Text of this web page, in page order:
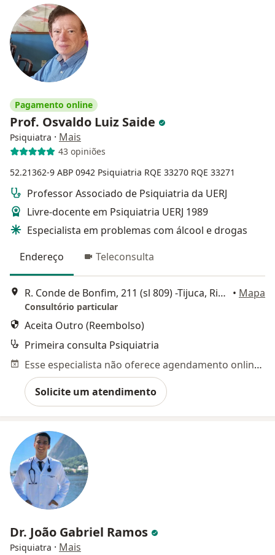
Pagamento online
Prof. Osvaldo Luiz Saide
Psiquiatra · Mais
43 opiniões
52.21362-9 ABP 0942 Psiquiatria RQE 33270 RQE 33271
Professor Associado de Psiquiatria da UERJ
Livre-docente em Psiquiatria UERJ 1989
Especialista em problemas com álcool e drogas
Endereço
Teleconsulta
R. Conde de Bonfim, 211 (sl 809) -Tijuca, Rio de Janeiro • Mapa
Consultório particular
Aceita Outro (Reembolso)
Primeira consulta Psiquiatria
Esse especialista não oferece agendamento online para esse endereço.
Solicite um atendimento
Dr. João Gabriel Ramos
Psiquiatra · Mais